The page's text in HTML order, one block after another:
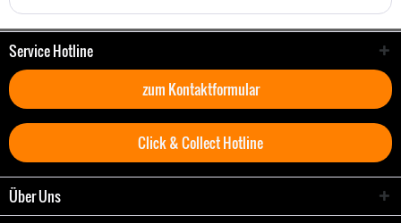
Service Hotline
zum Kontaktformular
Click & Collect Hotline
Über Uns